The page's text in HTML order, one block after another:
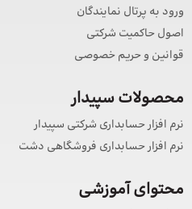
ورود به پرتال نمایندگان
اصول حاکمیت شرکتی
قوانین و حریم خصوصی
محصولات سپیدار
نرم افزار حسابداری شرکتی سپیدار
نرم افزار حسابداری فروشگاهی دشت
محتوای آموزشی